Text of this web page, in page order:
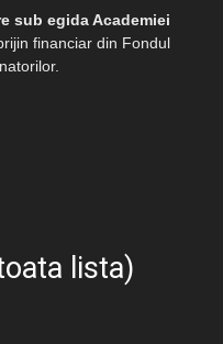
sub egida Academiei
financiar din Fondul
lista)